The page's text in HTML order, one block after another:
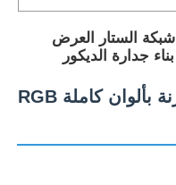
P31 كامل اللون RGB مرنة LED شبكة الستار العرض
شاشة ستارة شبكية LED مرنة بألوان كاملة RGB